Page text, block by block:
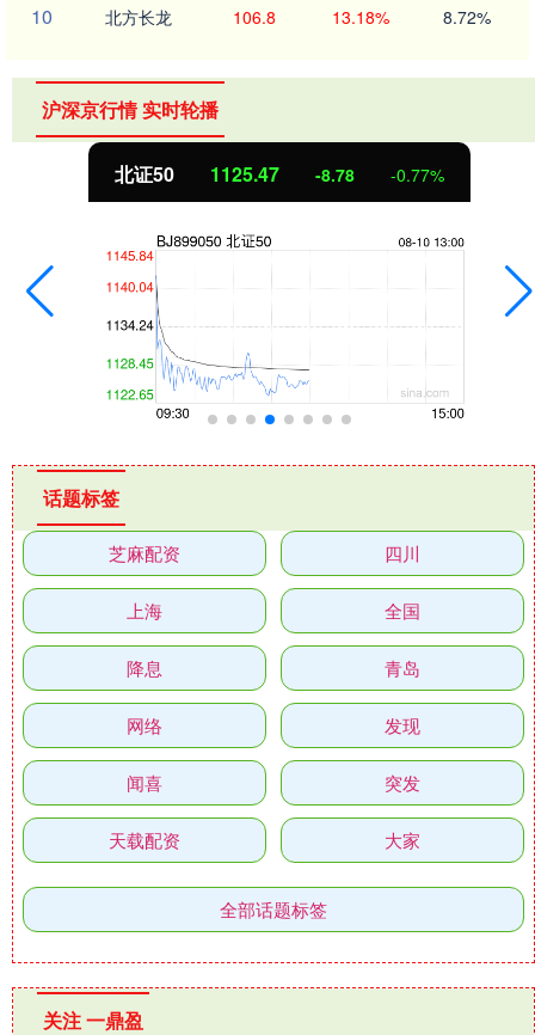
10 北方长龙 106.8 13.18% 8.72%
沪深京行情 实时轮播
北证50 1125.47 -8.78 -0.77%
话题标签
芝麻配资 四川
上海 全国
降息 青岛
网络 发现
闻喜 突发
天载配资 大家
全部话题标签
关注 一鼎盈